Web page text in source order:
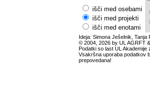
išči med osebami
išči med projekti
išči med enotami
Ideja: Simona Ješelnik,
© 2004, 2026 by UL AGRFT
Podatki so last UL Akademije
Vsakršna uporaba podatkov
prepovedana!